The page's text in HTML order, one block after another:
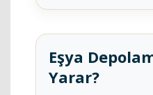
Eşya
Yarar?